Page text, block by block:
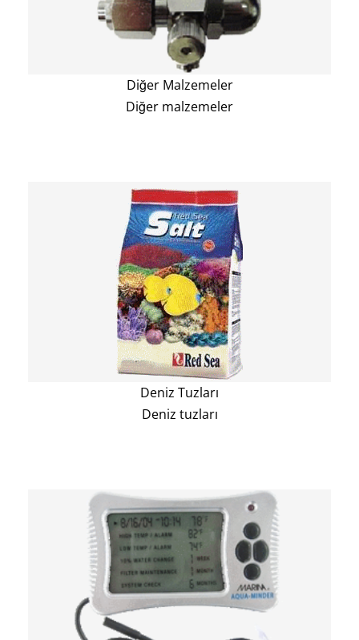
Diğer Malzemeler
Diğer malzemeler
Deniz Tuzları
Deniz tuzları